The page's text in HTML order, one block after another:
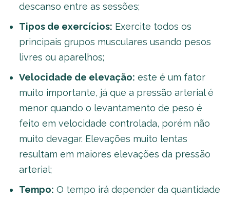
descanso entre as sessões;
Tipos de exercícios: Exercite todos os
principais grupos musculares usando pesos
livres ou aparelhos;
Velocidade de elevação: este é um fator
muito importante, já que a pressão arterial é
menor quando o levantamento de peso é
feito em velocidade controlada, porém não
muito devagar. Elevações muito lentas
resultam em maiores elevações da pressão
arterial;
Tempo: O tempo irá depender da quantidade